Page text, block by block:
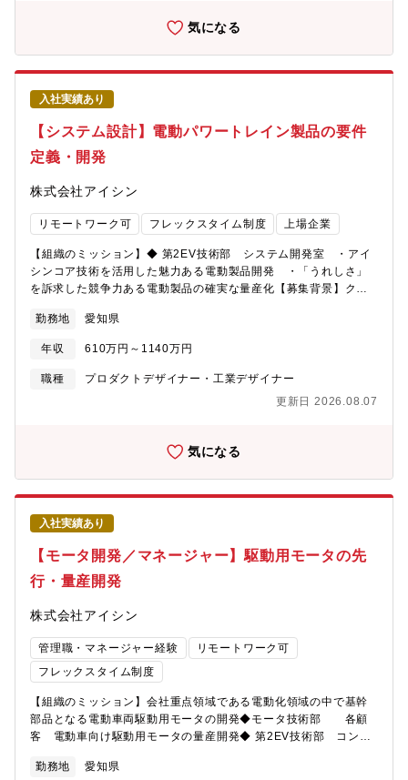
援体制・同僚の技術者からのＯＪＴ指導、または社内外研修も希
望に応じて積極的に受けて頂きながら、知識習得、実践力向上を
行って頂きます。【組織のミッション】◆PTシステム製品企画
部 先行企画室 ・2035年向けの稼げる製品および要素技術開
発 ・アイシンにしか出来ない世界TOPを走り続ける魅力ある
製品企画 ・日本発となる世界最高の要素技術開発◆ 第2EV技
術部 システム開発室 ・アイシンコア技術を活用した魅力あ
る電動製品開発 ・「うれしさ」を訴求した競争力ある電動製
品の確実な量産化◆第2先行開発部 第2システム先行開発
先進的な要素技術を開発提供する【募集背景】クルマの電動化が
自動車業界を大きく変える中、アイシンは新たな時代に対応すべ
く、これまでの自動車部品の開発で培った技術・知見を基礎に、
クトロ二クス機器の開発もその内のひとつです。インバータ、
DC/DCコンバータや車載充電器などのパワエレの専門技術者を集
約し、アイシンの電動化製品をシステムで最適化する為に、パワ
エレの開発を一緒【業務のやりがい】アイシンは“移動”を支える多
ーカーです。様々な技術や知識、経験があるメンバーと共に、会
動化を通して世の中のカーボンニュートラルに貢献できる可能性
気になる
入社実績あり
【システム設計】電動パワートレイン製品の要件
定義・開発
株式会社アイシン
リモートワーク可 フレックスタイム制度 上場企業
【組織のミッション】◆ 第2EV技術部 システム開発室 ・アイ
シンコア技術を活用した魅力ある電動製品開発 ・「うれしさ」
を訴求した競争力ある電動製品の確実な量産化【募集背景】クル
代に対応すべく、これまでの自動車部品の開発で培った技術・知
見を基礎に、電動化に貢献するさまざまな技術を開発していま
す。メカ・電気・ソフトの専門家と議論を重ねながらシステム最
適解を形にするエンジニアを募集しています。【業務のやりが
おり、“自動車メーカーに最も近いサプライヤ”です。様々な技術や
規事業開発の初期から参画し、車の電動化を通して世の中のカー
ボンニュートラルに貢献できる可能性がある仕事です。【職務内
容】BEV向け電動パワートレイン製品の開発において、顧客要
求、社内企画要求を踏まえ、性能・電費・信頼性・コストなどを
考慮した要件定義およびシステム設計（機能設計、性能設計な
ど）を行っていただきます。機械・電気・ソフトの技術者と連携
しながらシステム全体を見渡して設計検討から実機検証まで推進
していただきます。【具体的な業務内容】■業務内容・BEVパワー
トレイン製品開発における、システムの企画、設計、検証・将来
ル・MATLAB Simulink、Flotherm(XT)、Cameo、
Codebeamer■職場環境・設計、試作、評価の拠点がすぐそばに
あり、一体となった研究開発が可能です。在宅やフレックスタイ
ム制度など個人に合わせた働き方を推奨しています。■支援体制・
同僚の技術者からのＯＪＴ指導、または社内外研修も希望に応じ
て積極的に受けて頂きながら、知識習得、実践力向上を行って頂
きます。【求める人物像】新しい技術や開発プロセス、仕組みづ
くりに対して自ら課題を見つけ、果敢に挑戦できる方。専門の異
囲を巻き込みながらプロジェクトを前に進められるリーダーシッ
勤務地 愛知県
年収 610万円～1140万円
職種
プロダクトデザイナー・工業デザイナー
更新日 2026.08.07
気になる
入社実績あり
【モータ開発／マネージャー】駆動用モータの先
行・量産開発
株式会社アイシン
管理職・マネージャー経験
リモートワーク可
フレックスタイム制度
【組織のミッション】会社重点領域である電動化領域の中で基幹
部品となる電動車両駆動用モータの開発◆モータ技術部 各顧
客 電動車向け駆動用モータの量産開発◆ 第2EV技術部 コンポ
の量産開発◆PTシステム製品企画部 先行企画室 電動車向け
勤務地 愛知県